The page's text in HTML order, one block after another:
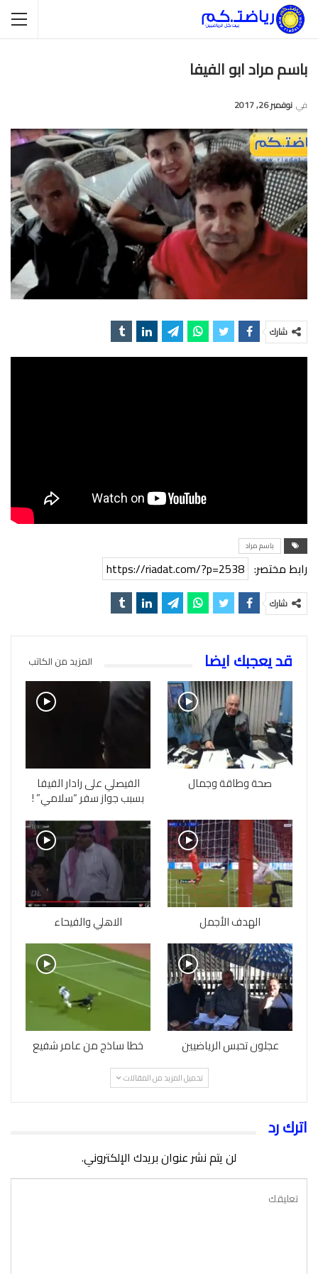
باسم مراد ابو الفيفا
في نوفمبر 26, 2017
شارك
باسم مراد
رابط مختصر: https://riadat.com/?p=2538
شارك
قد يعجبك ايضا المزيد من الكاتب
صحة وطاقة وجمال الفيصلي على رادار الفيفا
بسبب جواز سفر “سلامي” !
الهدف الأجمل الاهلي والفيحاء
عجلون تحبس الرياضيين خطا ساذج من عامر شفيع
تحميل المزيد من المقالات
اترك رد
لن يتم نشر عنوان بريدك الإلكتروني.